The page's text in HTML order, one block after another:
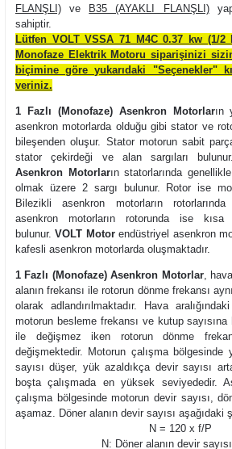
FLANŞLI) ve B35 (AYAKLI FLANŞLI)
sahiptir.
Lütfen VOLT VSSA 71 M4C 0.37 kw (1/2
Monofaze Elektrik Motoru siparişinizi
biçimine göre yukarıdaki "Seçenekler"
veriniz.
1 Fazlı (Monofaze) Asenkron Motorların
asenkron motorlarda olduğu gibi stator ve
bileşenden oluşur. Stator motorun sabit
stator çekirdeği ve alan sargıları
Asenkron Motorların statorlarında
olmak üzere 2 sargı bulunur. Rotor ise
Bilezikli asenkron motorların
asenkron motorların rotorunda ise
bulunur.VOLT Motorendüstriyel asenkron
kafesli asenkron motorlarda oluşmaktadır.
1 Fazlı (Monofaze) Asenkron Motorlar,
alanın frekansı ile rotorun dönme frekansı
olarak adlandırılmaktadır. Hava
motorun besleme frekansı ve kutup
ile değişmez iken rotorun dönme
değişmektedir. Motorun çalışma bölgesinde
sayısı düşer, yük azaldıkça devir sayısı
boşta çalışmada en yüksek seviyededir.
çalışma bölgesinde motorun devir sayısı,
aşamaz. Döner alanın devir sayısı aşağıdaki
N = 120 x f/P
N: Döner alanın devir